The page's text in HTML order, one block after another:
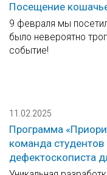
Посещение
9 февраля мы
было невероятно
событие!
11.02.2025
Программа
команда студентов
дефектоскописта